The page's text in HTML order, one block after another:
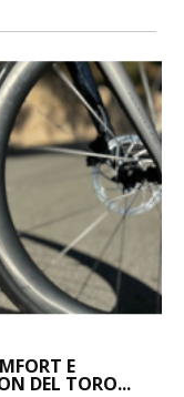
E
DEL TORO...